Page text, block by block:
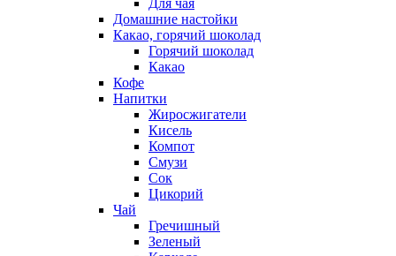
Для чая
Домашние настойки
Какао, горячий шоколад
Горячий шоколад
Какао
Кофе
Напитки
Жиросжигатели
Кисель
Компот
Смузи
Сок
Цикорий
Чай
Гречишный
Зеленый